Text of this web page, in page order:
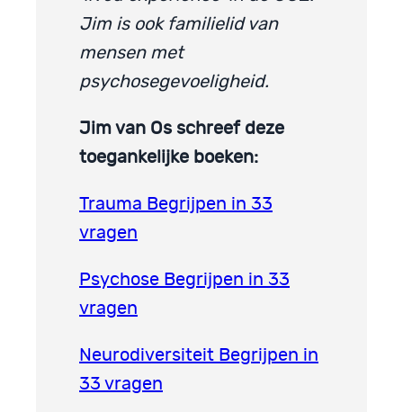
Jim is ook familielid van
mensen met
psychosegevoeligheid.
Jim van Os schreef deze
toegankelijke boeken:
Trauma Begrijpen in 33
vragen
Psychose Begrijpen in 33
vragen
Neurodiversiteit Begrijpen in
33 vragen